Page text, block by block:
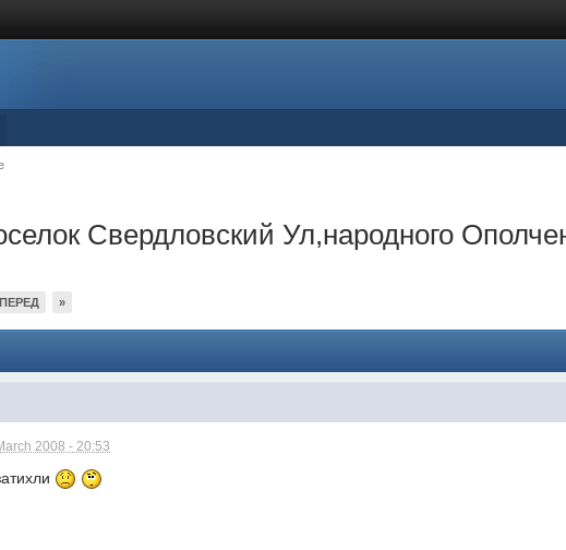
Свердловский Ул,народного
»
2008 - 20:53